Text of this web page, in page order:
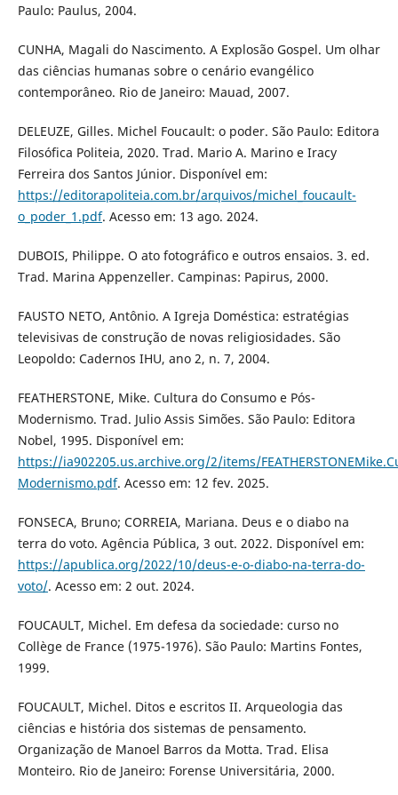
Paulo: Paulus, 2004.
CUNHA, Magali do Nascimento. A Explosão Gospel. Um olhar
das ciências humanas sobre o cenário evangélico
contemporâneo. Rio de Janeiro: Mauad, 2007.
DELEUZE, Gilles. Michel Foucault: o poder. São Paulo: Editora
Filosófica Politeia, 2020. Trad. Mario A. Marino e Iracy
Ferreira dos Santos Júnior. Disponível em:
https://editorapoliteia.com.br/arquivos/michel_foucault-
o_poder_1.pdf. Acesso em: 13 ago. 2024.
DUBOIS, Philippe. O ato fotográfico e outros ensaios. 3. ed.
Trad. Marina Appenzeller. Campinas: Papirus, 2000.
FAUSTO NETO, Antônio. A Igreja Doméstica: estratégias
televisivas de construção de novas religiosidades. São
Leopoldo: Cadernos IHU, ano 2, n. 7, 2004.
FEATHERSTONE, Mike. Cultura do Consumo e Pós-
Modernismo. Trad. Julio Assis Simões. São Paulo: Editora
Nobel, 1995. Disponível em:
https://ia902205.us.archive.org/2/items/
Modernismo.pdf. Acesso em: 12 fev. 2025.
FONSECA, Bruno; CORREIA, Mariana. Deus e o diabo na
terra do voto. Agência Pública, 3 out. 2022. Disponível em:
https://apublica.org/2022/10/deus-e-o-diabo-na-terra-do-
voto/. Acesso em: 2 out. 2024.
FOUCAULT, Michel. Em defesa da sociedade: curso no
Collège de France (1975-1976). São Paulo: Martins Fontes,
1999.
FOUCAULT, Michel. Ditos e escritos II. Arqueologia das
ciências e história dos sistemas de pensamento.
Organização de Manoel Barros da Motta. Trad. Elisa
Monteiro. Rio de Janeiro: Forense Universitária, 2000.